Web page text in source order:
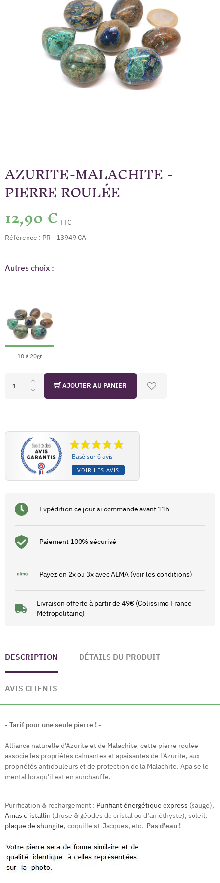
AZURITE-MALACHITE -
PIERRE ROULÉE
12,90 € TTC
Référence : PR - 13949 CA
Autres choix :
10 à 20gr
AJOUTER AU PANIER
Basé sur 6 avis
VOIR LES AVIS
Expédition ce jour si commande avant 11h
Paiement 100% sécurisé
Payez en 2x ou 3x avec ALMA (voir les conditions)
Livraison offerte à partir de 49€ (Colissimo France
Métropolitaine)
DESCRIPTION DÉTAILS DU PRODUIT
AVIS CLIENTS
- Tarif pour une seule pierre ! -
Alliance naturelle d'Azurite et de Malachite, cette pierre roulée
associe les propriétés calmantes et apaisantes de l'Azurite, aux
propriétés antidouleurs et de protection de la Malachite. Apaise le
mental lorsqu'il est en surchauffe.
Purification & rechargement : Purifiant énergétique express (sauge),
Amas cristallin (druse & géodes de cristal ou d’améthyste), soleil,
plaque de shungite, coquille st-Jacques, etc. Pas d'eau !